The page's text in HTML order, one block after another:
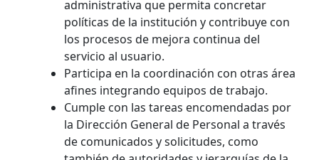
administrativa que permita concretar
políticas de la institución y contribuye con
los procesos de mejora continua del
servicio al usuario.
Participa en la coordinación con otras área
afines integrando equipos de trabajo.
Cumple con las tareas encomendadas por
la Dirección General de Personal a través
de comunicados y solicitudes, como